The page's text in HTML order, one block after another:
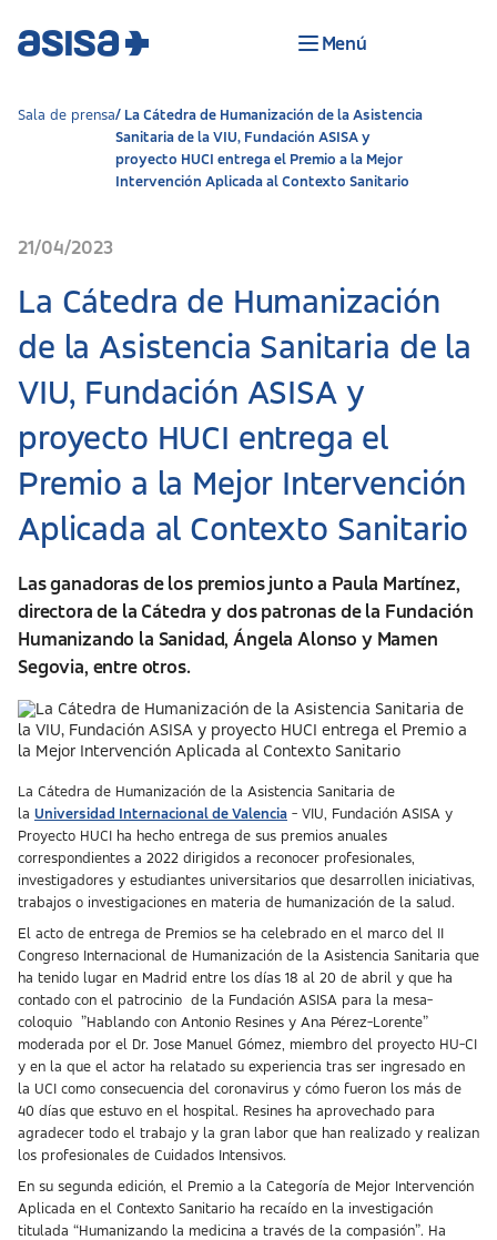
Menú
Sala de prensa
La Cátedra de Humanización de la Asistencia
Sanitaria de la VIU, Fundación ASISA y
proyecto HUCI entrega el Premio a la Mejor
Intervención Aplicada al Contexto Sanitario
21/04/2023
La Cátedra de Humanización
de la Asistencia Sanitaria de la
VIU, Fundación ASISA y
proyecto HUCI entrega el
Premio a la Mejor Intervención
Aplicada al Contexto Sanitario
Las ganadoras de los premios junto a Paula Martínez,
directora de la Cátedra y dos patronas de la Fundación
Humanizando la Sanidad, Ángela Alonso y Mamen
Segovia, entre otros.
La Cátedra de Humanización de la Asistencia Sanitaria de
la Universidad Internacional de Valencia - VIU, Fundación ASISA y
Proyecto HUCI ha hecho entrega de sus premios anuales
correspondientes a 2022 dirigidos a reconocer profesionales,
investigadores y estudiantes universitarios que desarrollen iniciativas,
trabajos o investigaciones en materia de humanización de la salud.
El acto de entrega de Premios se ha celebrado en el marco del II
Congreso Internacional de Humanización de la Asistencia Sanitaria que
ha tenido lugar en Madrid entre los días 18 al 20 de abril y que ha
contado con el patrocinio de la Fundación ASISA para la mesa-
coloquio ”Hablando con Antonio Resines y Ana Pérez-Lorente”
moderada por el Dr. Jose Manuel Gómez, miembro del proyecto HU-CI
y en la que el actor ha relatado su experiencia tras ser ingresado en
la UCI como consecuencia del coronavirus y cómo fueron los más de
40 días que estuvo en el hospital. Resines ha aprovechado para
agradecer todo el trabajo y la gran labor que han realizado y realizan
los profesionales de Cuidados Intensivos.
En su segunda edición, el Premio a la Categoría de Mejor Intervención
Aplicada en el Contexto Sanitario ha recaído en la investigación
titulada “Humanizando la medicina a través de la compasión”. Ha